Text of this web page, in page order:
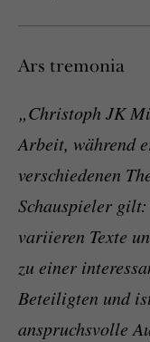
Ars tremonia
„Christoph JK
Arbeit, während
verschiedenen
Schauspieler
variieren Texte
zu einer
Beteiligten und
anspruchsvolle